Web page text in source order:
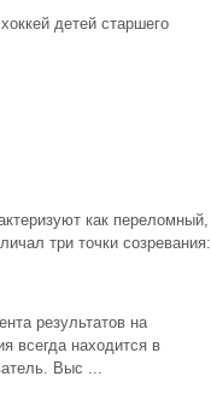
детей старшего
как переломный,
три точки созревания:
результатов на
всегда находится в
Выс ...